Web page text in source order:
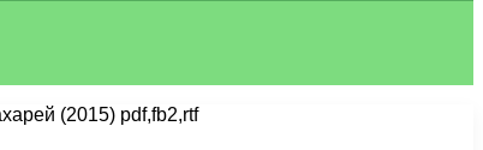
(2015) pdf,fb2,rtf